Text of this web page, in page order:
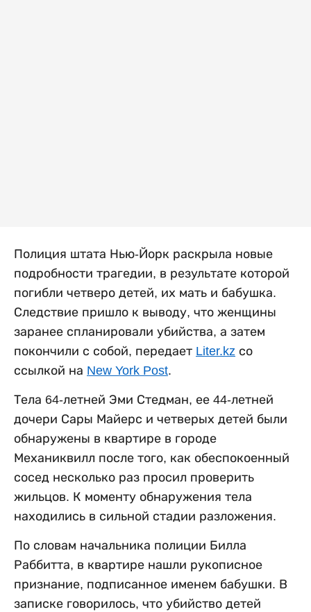
Полиция штата Нью-Йорк раскрыла новые
подробности трагедии, в результате которой
погибли четверо детей, их мать и бабушка.
Следствие пришло к выводу, что женщины
заранее спланировали убийства, а затем
покончили с собой, передает Liter.kz со
ссылкой на New York Post.
Тела 64-летней Эми Стедман, ее 44-летней
дочери Сары Майерс и четверых детей были
обнаружены в квартире в городе
Механиквилл после того, как обеспокоенный
сосед несколько раз просил проверить
жильцов. К моменту обнаружения тела
находились в сильной стадии разложения.
По словам начальника полиции Билла
Раббитта, в квартире нашли рукописное
признание, подписанное именем бабушки. В
записке говорилось, что убийство детей